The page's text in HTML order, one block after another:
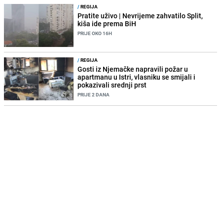
/REGIJA
Pratite uživo | Nevrijeme zahvatilo Split,
kiša ide prema BiH
PRIJE OKO 16H
/REGIJA
Gosti iz Njemačke napravili požar u
apartmanu u Istri, vlasniku se smijali i
pokazivali srednji prst
PRIJE 2 DANA